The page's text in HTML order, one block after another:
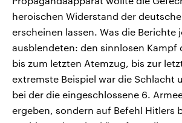
heroischen Widerstand der
erscheinen lassen. Was die Berichte
ausblendeten: den sinnlosen Kampf
bis zum letzten Atemzug, bis zur
extremste Beispiel war die Schlacht
bei der die eingeschlossene 6.
ergeben, sondern auf Befehl Hitlers